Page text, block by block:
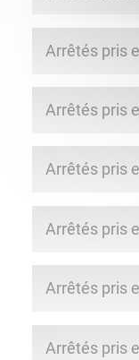
Arrêtés pris
Arrêtés pris
Arrêtés pris
Arrêtés pris
Arrêtés pris
Arrêtés pris